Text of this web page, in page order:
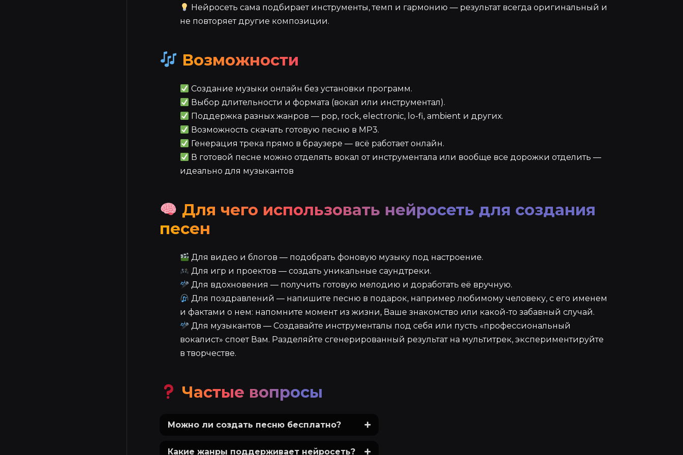
Нейросеть сама подбирает инструменты, темп и гармонию — результат всегда оригинальный и
не повторяет другие композиции.
Возможности
Создание музыки онлайн без установки программ.
Выбор длительности и формата (вокал или инструментал).
Поддержка разных жанров — pop, rock, electronic, lo-fi, ambient и других.
Возможность скачать готовую песню в MP3.
Генерация трека прямо в браузере — всё работает онлайн.
В готовой песне можно отделять вокал от инструментала или вообще все дорожки отделить —
идеально для музыкантов
Для чего использовать нейросеть для создания
песен
Для видео и блогов — подобрать фоновую музыку под настроение.
Для игр и проектов — создать уникальные саундтреки.
Для вдохновения — получить готовую мелодию и доработать её вручную.
Для поздравлений — напишите песню в подарок, например любимому человеку, с его именем
и фактами о нем: напомните момент из жизни, Ваше знакомство или какой-то забавный случай.
Для музыкантов — Создавайте инструменталы под себя или пусть «профессиональный
вокалист» споет Вам. Разделяйте сгенерированный результат на мультитрек, экспериментируйте
в творчестве.
Частые вопросы
Можно ли создать песню бесплатно?
Какие жанры поддерживает нейросеть?